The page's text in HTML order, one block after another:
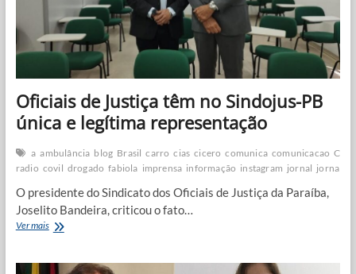
integração
do
Sistema
Oficiais de Justiça têm no Sindojus-PB
única e legítima representação
a ambulância blog Brasil carro cias cicero comunica comunicacao
radio covil drogado fabiola imprensa informação instagram jornal
O presidente do Sindicato dos Oficiais de Justiça da Paraíba,
Joselito Bandeira, criticou o fato…
Ver maisOficiais